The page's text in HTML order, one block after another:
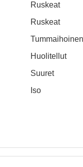
Ruskeat
Ruskeat
Tummaihoinen
Huolitellut
Suuret
Iso